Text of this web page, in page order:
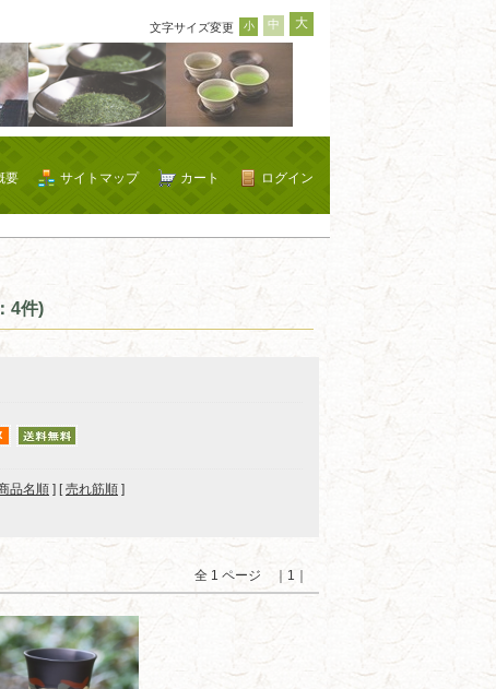
文字サイズ変更 小 中 大
ログイン
カート
サイトマップ
要
4件)
品名順 ] [売れ筋順 ]
全 1 ページ ｜1｜